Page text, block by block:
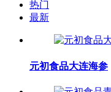
热门
最新
元初食品大连海参